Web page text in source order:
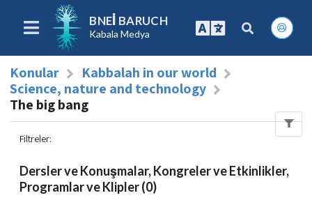
BNEI BARUCH
Kabala Medya
Konular
Kabbalah in our world
Science, nature and technology
The big bang
Filtreler:
Dersler ve Konuşmalar, Kongreler ve Etkinlikler,
Programlar ve Klipler (0)